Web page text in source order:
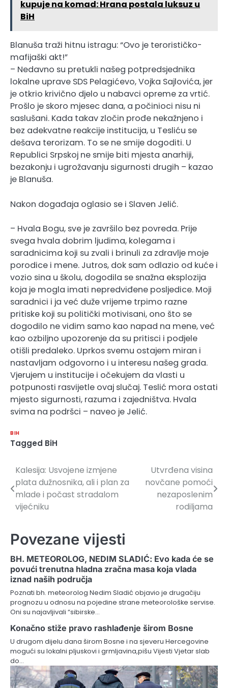
kupuje na komad: Hrana postala luksuz u
BiH
Blanuša traži hitnu istragu: “Ovo je terorističko-
mafijaški akt!”
– Nedavno su pretukli našeg potpredsjednika
lokalne uprave SDS Pelagićevo, Vojka Sajlovića, jer
je otkrio krivično djelo u nabavci opreme za vrtić.
Prošlo je skoro mjesec dana, a počinioci nisu ni
saslušani. Kada takav zločin prođe nekažnjeno i
bez adekvatne reakcije institucija, u Tesliću se
dešava terorizam. To se ne smije dogoditi. U
Republici Srpskoj ne smije biti mjesta anarhiji,
bezakonju i ugrožavanju sigurnosti drugih – kazao
je Blanuša.
Nakon događaja oglasio se i Slaven Jelić.
– Hvala Bogu, sve je završilo bez povreda. Prije
svega hvala dobrim ljudima, kolegama i
saradnicima koji su zvali i brinuli za zdravlje moje
porodice i mene. Jutros, dok sam odlazio od kuće i
vozio sina u školu, dogodila se snažna eksplozija
koja je mogla imati nepredviđene posljedice. Moji
saradnici i ja već duže vrijeme trpimo razne
pritiske koji su politički motivisani, ono što se
dogodilo ne vidim samo kao napad na mene, već
kao ozbiljno upozorenje da su pritisci i podjele
otišli predaleko. Uprkos svemu ostajem miran i
nastavljam odgovorno i u interesu našeg grada.
Vjerujem u institucije i očekujem da vlasti u
potpunosti rasvijetle ovaj slučaj. Teslić mora ostati
mjesto sigurnosti, razuma i zajedništva. Hvala
svima na podršci – naveo je Jelić.
BIH
Tagged BiH
Navigacija
članaka
Kalesija: Usvojene izmjene
plata dužnosnika, ali i plan za
mlade i počast stradalom
vijećniku
Utvrđena visina
novčane pomoći
nezaposlenim
rodiljama
Povezane vijesti
BH. METEOROLOG, NEDIM SLADIĆ: Evo kada će se
povući trenutna hladna zračna masa koja vlada
iznad naših područja
Poznati bh. meteorolog Nedim Sladić objavio je drugačiju
prognozu u odnosu na pojedine strane meteorološke servise.
Oni su najavljivali “sibirske…
Konačno stiže pravo rashlađenje širom Bosne
U drugom dijelu dana širom Bosne i na sjeveru Hercegovine
mogući su lokalni pljuskovi i grmljavina,pišu Vijesti Vjetar slab
do…